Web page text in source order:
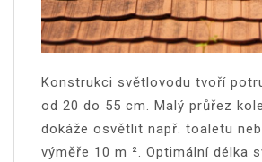
Konstrukci světlovodu tvoří
od 20 do 55 cm. Malý průřez
dokáže osvětlit např. toaletu
výměře 10 m ². Optimální délka